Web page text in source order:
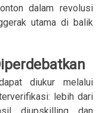
dalam revolusi
utama di balik
diukur melalui
lebih dari